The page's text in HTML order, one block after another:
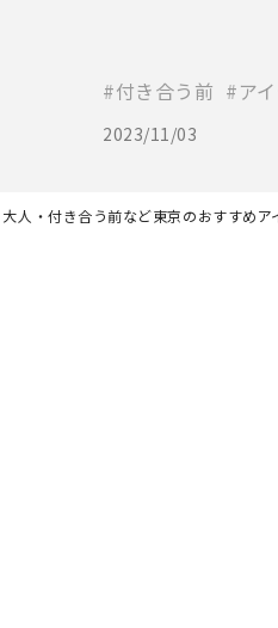
付き合う前 ア
2023/11/03
人・付き合う前など東京のおすすめア